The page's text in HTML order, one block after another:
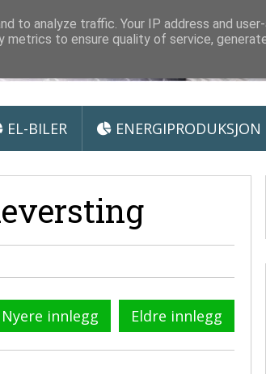
EL-BILER ENERGIPRODUKSJON
Nyere innlegg Eldre innlegg
to analyze traffic. Your IP address and
metrics to ensure quality of service,